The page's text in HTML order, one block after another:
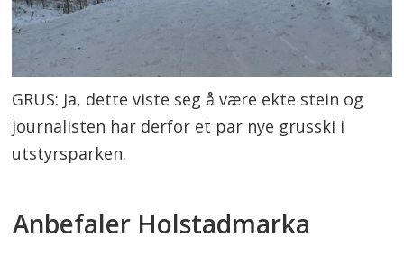
GRUS: Ja, dette viste seg å være ekte stein og
journalisten har derfor et par nye grusski i
utstyrsparken.
Anbefaler Holstadmarka